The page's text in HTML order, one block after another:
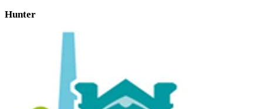
Hunter